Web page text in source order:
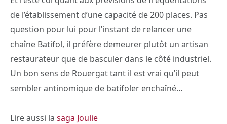
de l’établissement d’une capacité de 200 places. Pas
question pour lui pour l’instant de relancer une
chaîne Batifol, il préfère demeurer plutôt un artisan
restaurateur que de basculer dans le côté industriel.
Un bon sens de Rouergat tant il est vrai qu’il peut
sembler antinomique de batifoler enchaîné…
Lire aussi la saga Joulie